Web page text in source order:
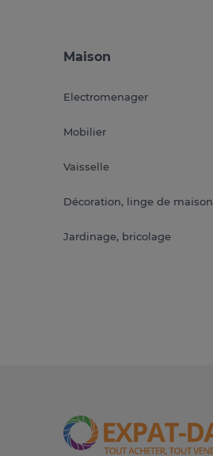
Maison
Electromenager
Mobilier
Vaisselle
Décoration, linge de maison
Jardinage, bricolage